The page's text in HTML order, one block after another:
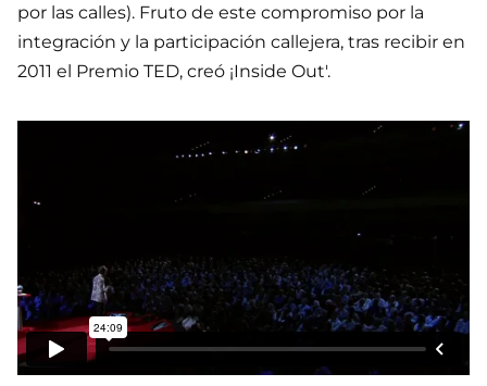
por las calles). Fruto de este compromiso por la
integración y la participación callejera, tras recibir en
2011 el Premio TED, creó ¡Inside Out'.